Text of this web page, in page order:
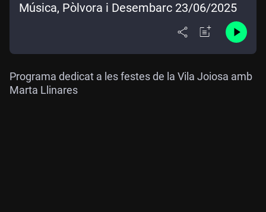
Música, Pòlvora i Desembarc 23/06/2025
Programa dedicat a les festes de la Vila Joiosa amb
Marta Llinares